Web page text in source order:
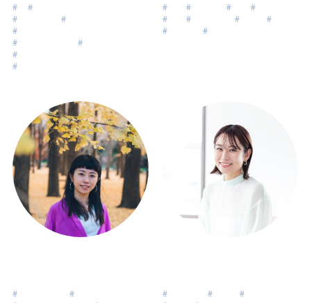
#志 #ウェルビーイング
#人生の目的 #女性
#自分らしく生きる
#リーダーシップ #キャリア
#ライフデザイン
#ワーキングマザー
#教師 #学校教育 #20代 #公務員
#複業 #ありのまま #自然体 #独立
#キャリア #ライフデザイン
#本音で生きる #つながりの循環
#CPCC取得 #自分軸 #子育て